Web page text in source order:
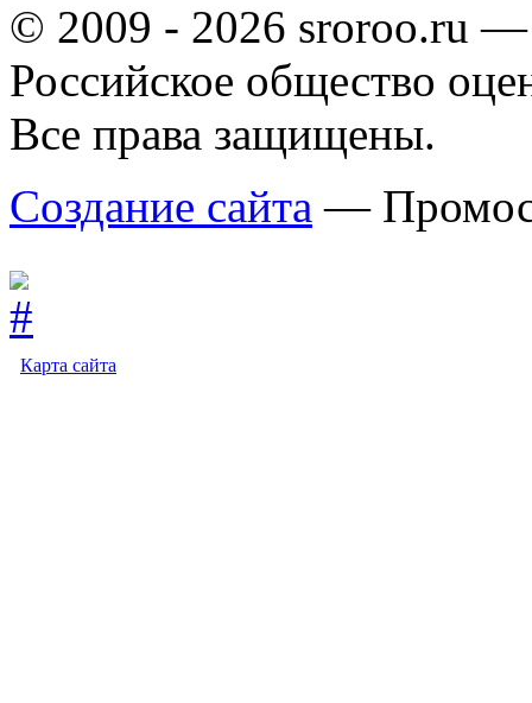
© 2009 - 2026 sroroo.ru —
Российское общество
Все права защищены.
Создание сайта —
Карта сайта